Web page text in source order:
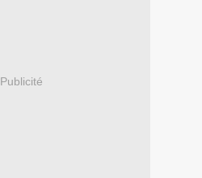
Publicité